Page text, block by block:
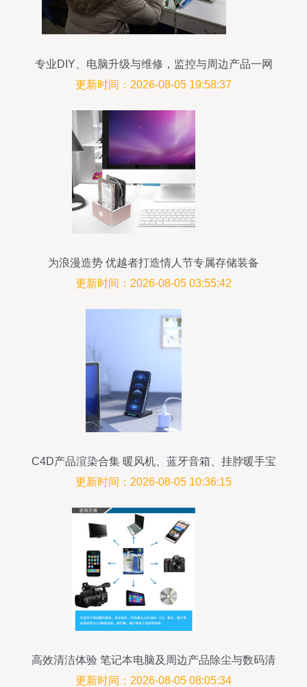
专业DIY、电脑升级与维修，监控与周边产品一网
打尽
更新时间：2026-08-05 19:58:37
为浪漫造势 优越者打造情人节专属存储装备
更新时间：2026-08-05 03:55:42
C4D产品渲染合集 暖风机、蓝牙音箱、挂脖暖手宝
与电脑周边产品的视觉艺术
更新时间：2026-08-05 10:36:15
高效清洁体验 笔记本电脑及周边产品除尘与数码清
洁套装三件套详解
更新时间：2026-08-05 08:05:34